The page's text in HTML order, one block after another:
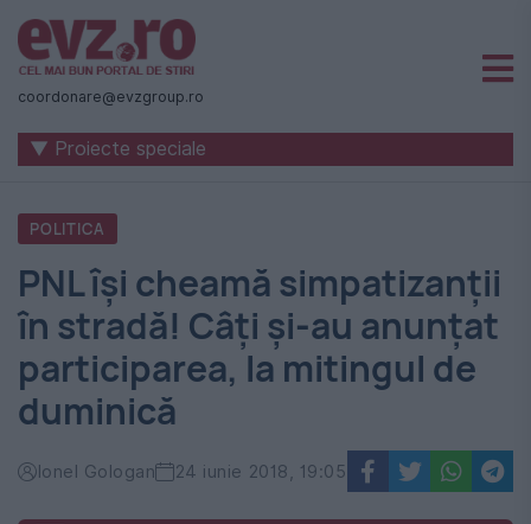
Știri
naționale
internaționale
România
-
Evenimentul
Zilei
coordonare@evzgroup.ro
▼ Proiecte speciale
POLITICA
PNL își cheamă simpatizanții
în stradă! Câți și-au anunțat
participarea, la mitingul de
duminică
Ionel Gologan 24 iunie 2018, 19:05